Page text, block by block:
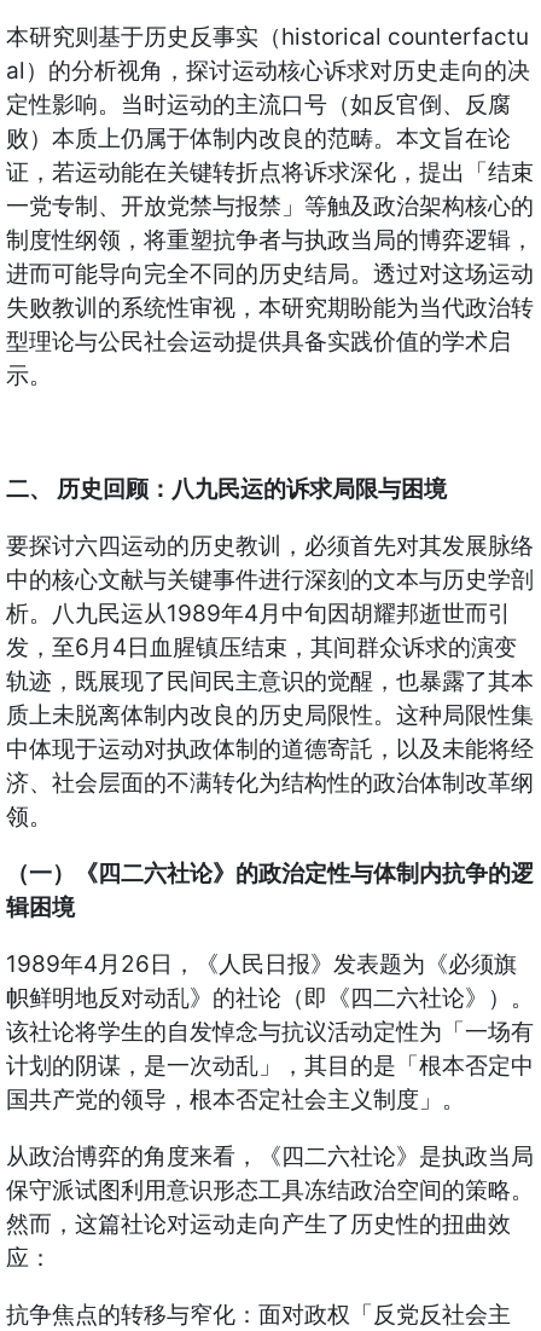
本研究则基于历史反事实（historical counterfactu
al）的分析视角，探讨运动核心诉求对历史走向的决
定性影响。当时运动的主流口号（如反官倒、反腐
败）本质上仍属于体制内改良的范畴。本文旨在论
证，若运动能在关键转折点将诉求深化，提出「结束
一党专制、开放党禁与报禁」等触及政治架构核心的
制度性纲领，将重塑抗争者与执政当局的博弈逻辑，
进而可能导向完全不同的历史结局。透过对这场运动
失败教训的系统性审视，本研究期盼能为当代政治转
型理论与公民社会运动提供具备实践价值的学术启
示。
二、 历史回顾：八九民运的诉求局限与困境
要探讨六四运动的历史教训，必须首先对其发展脉络
中的核心文献与关键事件进行深刻的文本与历史学剖
析。八九民运从1989年4月中旬因胡耀邦逝世而引
发，至6月4日血腥镇压结束，其间群众诉求的演变
轨迹，既展现了民间民主意识的觉醒，也暴露了其本
质上未脱离体制内改良的历史局限性。这种局限性集
中体现于运动对执政体制的道德寄託，以及未能将经
济、社会层面的不满转化为结构性的政治体制改革纲
领。
（一）《四二六社论》的政治定性与体制内抗争的逻
辑困境
1989年4月26日，《人民日报》发表题为《必须旗
帜鲜明地反对动乱》的社论（即《四二六社论》）。
该社论将学生的自发悼念与抗议活动定性为「一场有
计划的阴谋，是一次动乱」，其目的是「根本否定中
国共产党的领导，根本否定社会主义制度」。
从政治博弈的角度来看，《四二六社论》是执政当局
保守派试图利用意识形态工具冻结政治空间的策略。
然而，这篇社论对运动走向产生了历史性的扭曲效
应：
抗争焦点的转移与窄化：面对政权「反党反社会主